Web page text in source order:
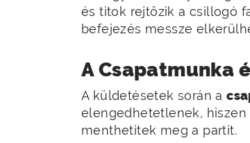
és titok rejtőzik a csillogó
befejezés messze
A Csapatmunka
A küldetésetek során a
elengedhetetlenek,
menthetitek meg a partit.